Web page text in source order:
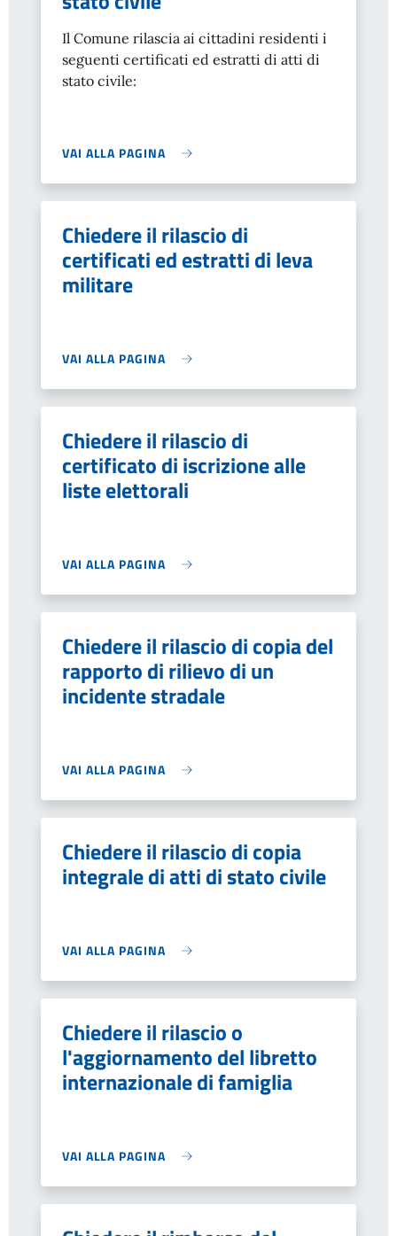
Il Comune rilascia ai cittadini residenti i
seguenti certificati ed estratti di atti di
stato civile:
VAI ALLA PAGINA
Chiedere il rilascio di
certificati ed estratti di leva
militare
VAI ALLA PAGINA
Chiedere il rilascio di
certificato di iscrizione alle
liste elettorali
VAI ALLA PAGINA
Chiedere il rilascio di copia del
rapporto di rilievo di un
incidente stradale
VAI ALLA PAGINA
Chiedere il rilascio di copia
integrale di atti di stato civile
VAI ALLA PAGINA
Chiedere il rilascio o
l'aggiornamento del libretto
internazionale di famiglia
VAI ALLA PAGINA